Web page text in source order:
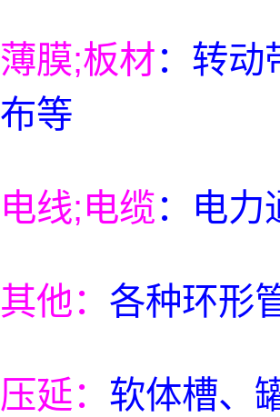
薄膜;板材：转
布等
电线;电缆：电
其他： 各种环形
压延： 软体槽、